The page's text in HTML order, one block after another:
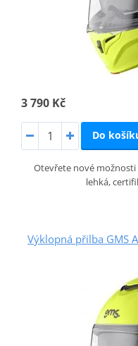
3 790 Kč
Do
Otevřete nové možnosti
lehká,
Výklopná přilba GMS